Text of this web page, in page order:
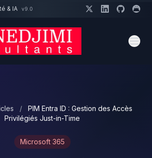
& IA v9.0
/
PIM Entra ID : Gestion des Accès
Privilégiés Just-in-Time
Microsoft 365
?